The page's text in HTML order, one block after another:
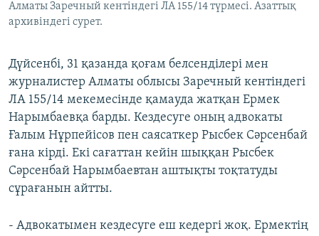
Алматы Заречный кентіндегі ЛА 155/14 түрмесі. Азаттық
архивіндегі сурет.
Дүйсенбі, 31 қазанда қоғам белсенділері мен
журналистер Алматы облысы Заречный кентіндегі
ЛА 155/14 мекемесінде қамауда жатқан Ермек
Нарымбаевқа барды. Кездесуге оның адвокаты
Ғалым Нұрпейісов пен саясаткер Рысбек Сәрсенбай
ғана кірді. Екі сағаттан кейін шыққан Рысбек
Сәрсенбай Нарымбаевтан аштықты тоқтатуды
сұрағанын айтты.
- Адвокатымен кездесуге еш кедергі жоқ. Ермектің